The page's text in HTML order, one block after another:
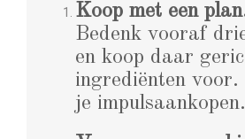
Koop met een
Bedenk vooraf
en koop daar
ingrediënten
je impulsaankopen.